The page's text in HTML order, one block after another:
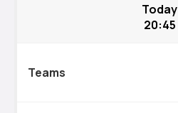
Today
20:45